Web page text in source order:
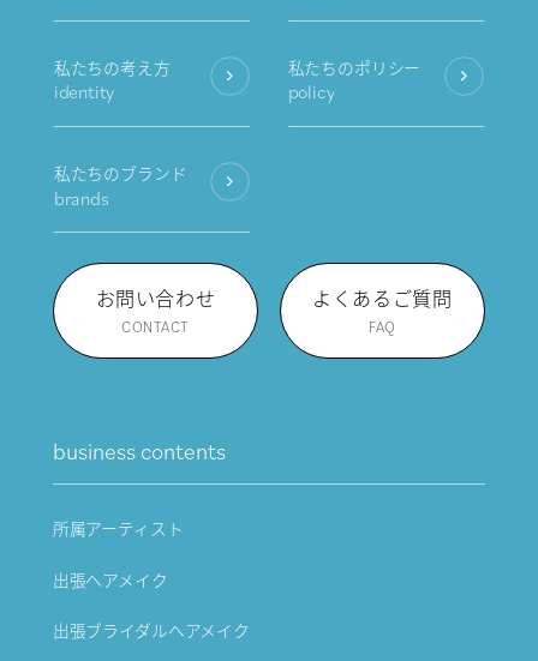
私たちの考え方
identity
私たちのポリシー
policy
私たちのブランド
brands
お問い合わせ
CONTACT
よくあるご質問
FAQ
business contents
所属アーティスト
出張ヘアメイク
出張ブライダルヘアメイク